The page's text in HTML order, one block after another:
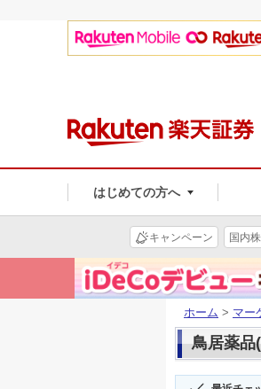
はじめての方へ
キャンペーン 国内
ホーム > マー
鳥居薬品